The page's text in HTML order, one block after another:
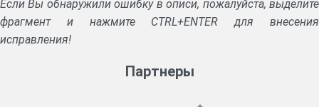
Если Вы обнаружили ошибку в описи, пожалуйста, выделите
фрагмент и нажмите CTRL+ENTER для внесения
исправления!
Партнеры